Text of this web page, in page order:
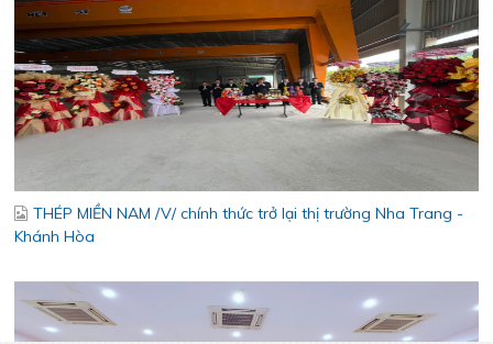
THÉP MIỀN NAM /V/ chính thức trở lại thị trường Nha Trang -
Khánh Hòa